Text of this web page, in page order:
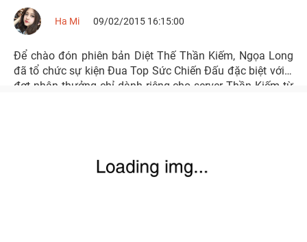
Ha Mi 09/02/2015 16:15:00
Để chào đón phiên bản Diệt Thế Thần Kiếm, Ngọa Long
đã tổ chức sự kiện Đua Top Sức Chiến Đấu đặc biệt với 2
đợt nhận thưởng chỉ dành riêng cho server Thần Kiếm từ